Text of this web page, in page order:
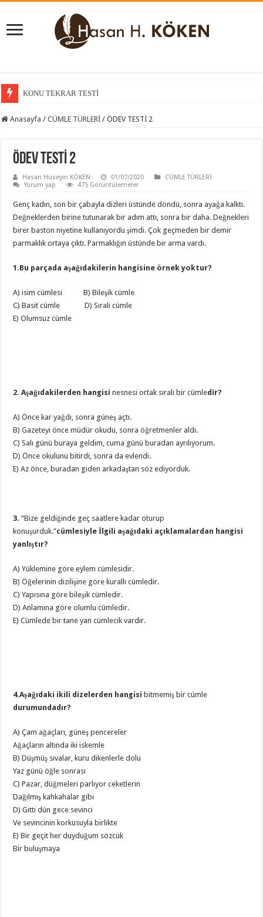
KONU TEKRAR TESTİ
KONU KAVRAMA TESTİ
Anasayfa / CÜMLE TÜRLERİ / ÖDEV TESTİ 2
ÖDEV TESTİ 2
Hasan Hüseyin KÖKEN 01/07/2020
CÜMLE TÜRLERİ
Yorum yap
475 Görüntülemeler
Genç kadın, son bir çabayla dizleri üstünde döndü, sonra ayağa kalktı.
Değneklerden birine tutunarak bir adım attı, sonra bir daha. Değnekleri
birer baston niyetine kullanıyordu şimdi. Çok geçmeden bir demir
parmaklık ortaya çıktı. Parmaklığın üstünde bir arma vardı.
1.Bu parçada aşağıdakilerin hangisine örnek yoktur?
A) isim cümlesi B) Bileşik cümle
C) Basit cümle D) Sıralı cümle
E) Olumsuz cümle
2. Aşağıdakilerden hangisinesnesi ortak sıralı bir cümledir?
A) Önce kar yağdı, sonra güneş açtı.
B) Gazeteyi önce müdür okudu, sonra öğretmenler aldı.
C) Salı günü buraya geldim, cuma günü buradan ayrılıyorum.
D) Önce okulunu bitirdi, sonra da evlendi.
E) Az önce, buradan giden arkadaştan söz ediyorduk.
3. “Bize geldiğinde geç saatlere kadar oturup
konuşurduk.”cümlesiyle İlgili aşağıdaki açıklamalardan hangisi
yanlıştır?
A) Yüklemine göre eylem cümlesidir.
B) Öğelerinin dizilişine göre kurallı cümledir.
C) Yapısına göre bileşik cümledir.
D) Anlamına göre olumlu cümledir.
E) Cümlede bir tane yan cümlecik vardır.
4.Aşağıdaki ikili dizelerden hangisi bitmemiş bir cümle
durumundadır?
A) Çam ağaçları, güneş pencereler
Ağaçların altında iki iskemle
B) Düşmüş sıvalar, kuru dikenlerle dolu
Yaz günü öğle sonrası
C) Pazar, düğmeleri parlıyor ceketlerin
Dağılmış kahkahalar gibi
D) Gitti dün gece sevinci
Ve sevincinin korkusuyla birlikte
E) Bir geçit her duyduğum sözcük
Bir buluşmaya